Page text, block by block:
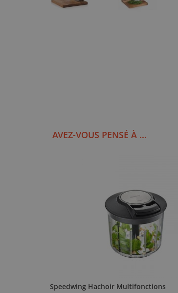
AVEZ-VOUS PENSÉ À ...
Speedwing Hachoir Multifonctions